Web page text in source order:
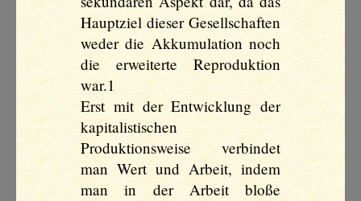
Hauptziel dieser Gesellschaften
weder die Akkumulation noch
die erweiterte Reproduktion
war.1
Erst mit der Entwicklung der
kapitalistischen
Produktionsweise verbindet
man Wert und Arbeit, indem
man in der Arbeit bloße